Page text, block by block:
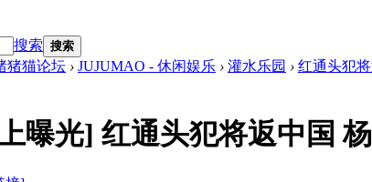
搜索 搜索
猪猫论坛 › JUJUMAO - 休闲娱乐 › 灌水乐园 › 红通头犯
曝光] 红通头犯将返中国